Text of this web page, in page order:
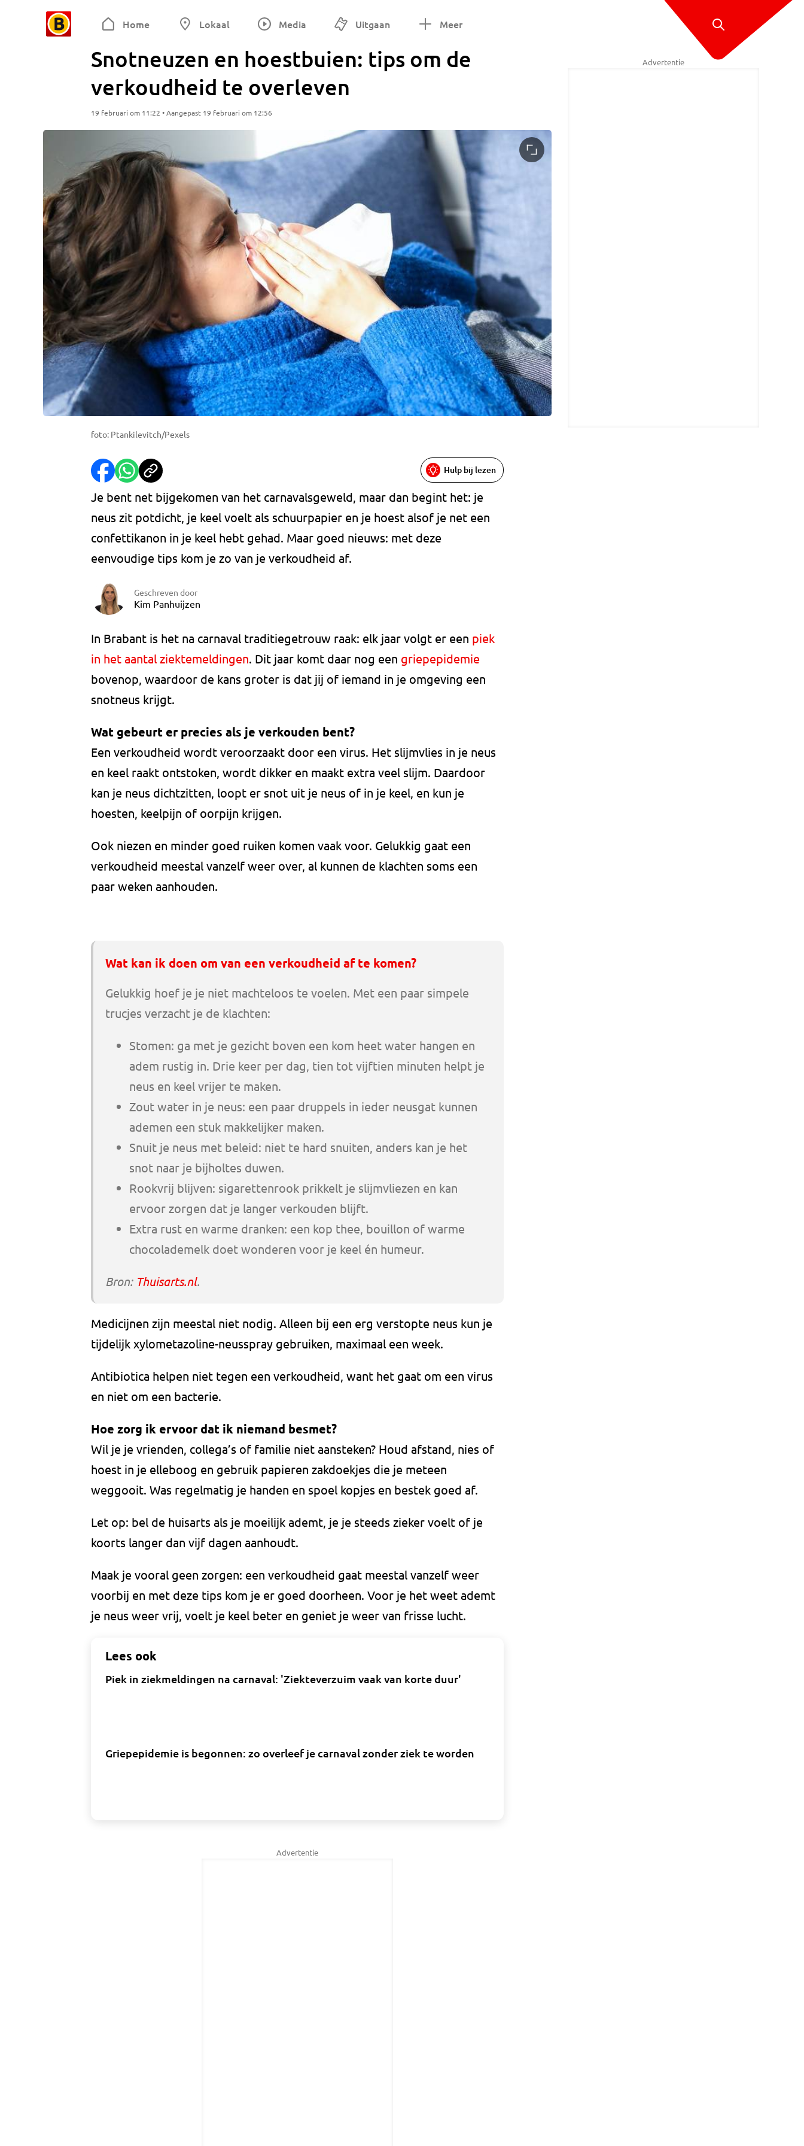
Home Lokaal Media Uitgaan Meer
Snotneuzen en hoestbuien: tips om de
verkoudheid te overleven
19 februari om 11:22 • Aangepast 19 februari om 12:56
foto: Ptankilevitch/Pexels
Hulp bij lezen
Je bent net bijgekomen van het carnavalsgeweld, maar dan begint het: je
neus zit potdicht, je keel voelt als schuurpapier en je hoest alsof je net een
confettikanon in je keel hebt gehad. Maar goed nieuws: met deze
eenvoudige tips kom je zo van je verkoudheid af.
Geschreven door
Kim Panhuijzen
In Brabant is het na carnaval traditiegetrouw raak: elk jaar volgt er een piek
in het aantal ziektemeldingen. Dit jaar komt daar nog een griepepidemie
bovenop, waardoor de kans groter is dat jij of iemand in je omgeving een
snotneus krijgt.
Wat gebeurt er precies als je verkouden bent?
Een verkoudheid wordt veroorzaakt door een virus. Het slijmvlies in je neus
en keel raakt ontstoken, wordt dikker en maakt extra veel slijm. Daardoor
kan je neus dichtzitten, loopt er snot uit je neus of in je keel, en kun je
hoesten, keelpijn of oorpijn krijgen.
Ook niezen en minder goed ruiken komen vaak voor. Gelukkig gaat een
verkoudheid meestal vanzelf weer over, al kunnen de klachten soms een
paar weken aanhouden.
Wat kan ik doen om van een verkoudheid af te komen?
Gelukkig hoef je je niet machteloos te voelen. Met een paar simpele
trucjes verzacht je de klachten:
Stomen: ga met je gezicht boven een kom heet water hangen en
adem rustig in. Drie keer per dag, tien tot vijftien minuten helpt je
neus en keel vrijer te maken.
Zout water in je neus: een paar druppels in ieder neusgat kunnen
ademen een stuk makkelijker maken.
Snuit je neus met beleid: niet te hard snuiten, anders kan je het
snot naar je bijholtes duwen.
Rookvrij blijven: sigarettenrook prikkelt je slijmvliezen en kan
ervoor zorgen dat je langer verkouden blijft.
Extra rust en warme dranken: een kop thee, bouillon of warme
chocolademelk doet wonderen voor je keel én humeur.
Bron: Thuisarts.nl.
Medicijnen zijn meestal niet nodig. Alleen bij een erg verstopte neus kun je
tijdelijk xylometazoline-neusspray gebruiken, maximaal een week.
Antibiotica helpen niet tegen een verkoudheid, want het gaat om een virus
en niet om een bacterie.
Hoe zorg ik ervoor dat ik niemand besmet?
Wil je je vrienden, collega’s of familie niet aansteken? Houd afstand, nies of
hoest in je elleboog en gebruik papieren zakdoekjes die je meteen
weggooit. Was regelmatig je handen en spoel kopjes en bestek goed af.
Let op: bel de huisarts als je moeilijk ademt, je je steeds zieker voelt of je
koorts langer dan vijf dagen aanhoudt.
Maak je vooral geen zorgen: een verkoudheid gaat meestal vanzelf weer
voorbij en met deze tips kom je er goed doorheen. Voor je het weet ademt
je neus weer vrij, voelt je keel beter en geniet je weer van frisse lucht.
Lees ook
Piek in ziekmeldingen na carnaval: 'Ziekteverzuim vaak van korte duur'
Griepepidemie is begonnen: zo overleef je carnaval zonder ziek te worden
Advertentie
Advertentie